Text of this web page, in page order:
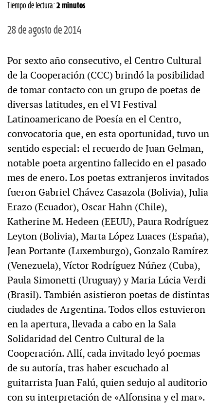
Tiempo de lectura: 2 minutos
28 de agosto de 2014
Por sexto año consecutivo, el Centro Cultural
de la Cooperación (CCC) brindó la posibilidad
de tomar contacto con un grupo de poetas de
diversas latitudes, en el VI Festival
Latinoamericano de Poesía en el Centro,
convocatoria que, en esta oportunidad, tuvo un
sentido especial: el recuerdo de Juan Gelman,
notable poeta argentino fallecido en el pasado
mes de enero. Los poetas extranjeros invitados
fueron Gabriel Chávez Casazola (Bolivia), Julia
Erazo (Ecuador), Oscar Hahn (Chile),
Katherine M. Hedeen (EEUU), Paura Rodríguez
Leyton (Bolivia), Marta López Luaces (España),
Jean Portante (Luxemburgo), Gonzalo Ramírez
(Venezuela), Víctor Rodríguez Núñez (Cuba),
Paula Simonetti (Uruguay) y Maria Lúcia Verdi
(Brasil). También asistieron poetas de distintas
ciudades de Argentina. Todos ellos estuvieron
en la apertura, llevada a cabo en la Sala
Solidaridad del Centro Cultural de la
Cooperación. Allí, cada invitado leyó poemas
de su autoría, tras haber escuchado al
guitarrista Juan Falú, quien sedujo al auditorio
con su interpretación de «Alfonsina y el mar».